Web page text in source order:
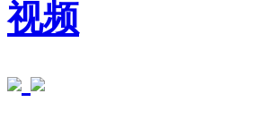
视频